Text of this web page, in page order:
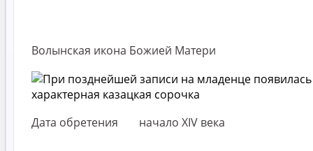
Волынская икона Божией Матери
Дата обретения начало XIV века